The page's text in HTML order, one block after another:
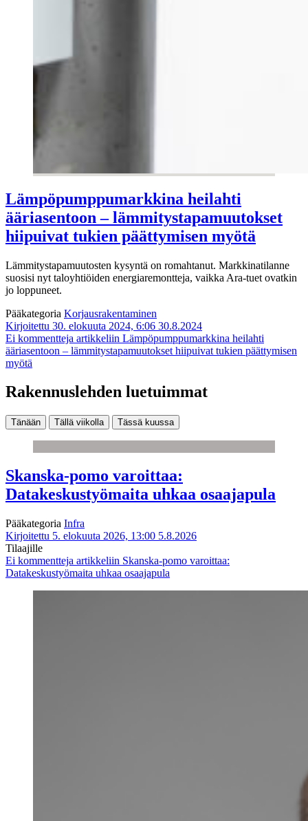
Lämpöpumppumarkkina heilahti
ääriasentoon – lämmitystapamuutokset
hiipuivat tukien päättymisen myötä
Lämmitystapamuutosten kysyntä on romahtanut. Markkinatilanne
suosisi nyt taloyhtiöiden energiaremontteja, vaikka Ara-tuet ovatkin
jo loppuneet.
Pääkategoria Korjausrakentaminen
Kirjoitettu 30. elokuuta 2024, 6:06 30.8.2024
Ei kommentteja artikkeliin Lämpöpumppumarkkina heilahti
ääriasentoon – lämmitystapamuutokset hiipuivat tukien päättymisen
myötä
Rakennuslehden luetuimmat
Tänään Tällä viikolla Tässä kuussa
Skanska-pomo varoittaa:
Datakeskustyömaita uhkaa osaajapula
Pääkategoria Infra
Kirjoitettu 5. elokuuta 2026, 13:00 5.8.2026
Tilaajille
Ei kommentteja artikkeliin Skanska-pomo varoittaa:
Datakeskustyömaita uhkaa osaajapula